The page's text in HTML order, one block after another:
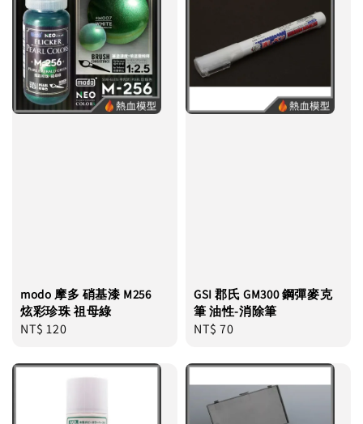
modo 摩多 硝基漆 M256
炫彩珍珠 祖母綠
Regular
NT$ 120
GSI 郡氏 GM300 鋼彈麥克
筆 油性-消除筆
Regular
NT$ 70